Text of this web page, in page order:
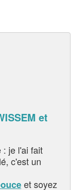
et
: je l'ai fait
c'est un
et soyez